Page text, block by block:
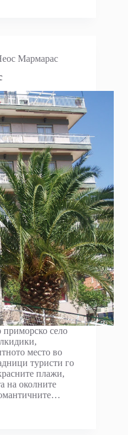
Мармарас
приморско село
место во
туристи го
плажи,
на околните